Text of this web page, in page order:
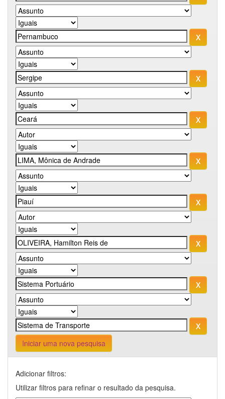
Iniciar uma nova pesquisa
Adicionar filtros:
Utilizar filtros para refinar o resultado da pesquisa.